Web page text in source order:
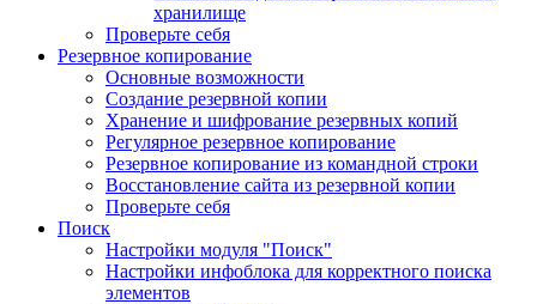
хранилище
Проверьте себя
Резервное копирование
Основные возможности
Создание резервной копии
Хранение и шифрование резервных копий
Регулярное резервное копирование
Резервное копирование из командной строки
Восстановление сайта из резервной копии
Проверьте себя
Поиск
Настройки модуля "Поиск"
Настройки инфоблока для корректного поиска
элементов